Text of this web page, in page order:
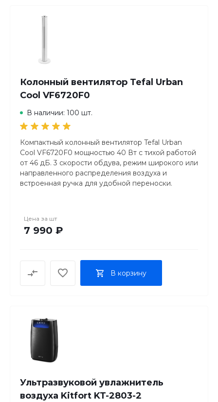
Колонный вентилятор Tefal Urban
Cool VF6720F0
В наличии: 100 шт.
Компактный колонный вентилятор Tefal Urban
Cool VF6720F0 мощностью 40 Вт с тихой работой
от 46 дБ. 3 скорости обдува, режим широкого или
направленного распределения воздуха и
встроенная ручка для удобной переноски.
комфортного микроклимата в спальне или офисе.
Цена за шт
7 990 ₽
В корзину
Ультразвуковой увлажнитель
воздуха Kitfort KT-2803-2